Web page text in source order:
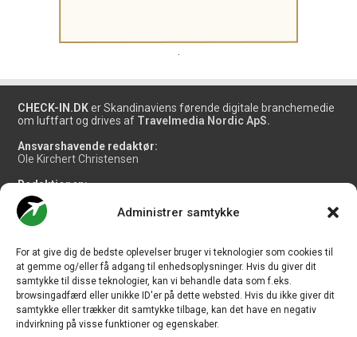
Administrer samtykke
For at give dig de bedste oplevelser bruger vi teknologier som cookies til
at gemme og/eller få adgang til enhedsoplysninger. Hvis du giver dit
samtykke til disse teknologier, kan vi behandle data som f.eks.
browsingadfærd eller unikke ID'er på dette websted. Hvis du ikke giver dit
samtykke eller trækker dit samtykke tilbage, kan det have en negativ
indvirkning på visse funktioner og egenskaber.
CHECK-IN.DK er Skandinaviens førende digitale branchemedie
om luftfart og drives af Travelmedia Nordic ApS.
Ansvarshavende redaktør:
Ole Kirchert Christensen
Redaktionen:
Christian Granhøj Skouboe
Henrik Baumgarten
Danny Longhi Andreasen
Salg og jobannoncer:
salg@travelmedianordic.com
Vi tager ansvar for indholdet og er tilmeldt